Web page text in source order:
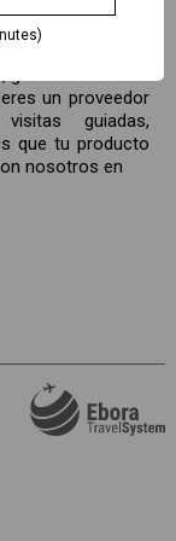
para descubrir
un proveedor
guiadas,
que tu producto
nosotros en